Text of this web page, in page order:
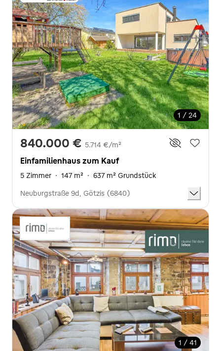
1 / 24
840.000 € 5.714 €/m²
Einfamilienhaus zum Kauf
5 Zimmer · 147 m² · 637 m² Grundstück
Neuburgstraße 9d, Götzis (6840)
1 / 41